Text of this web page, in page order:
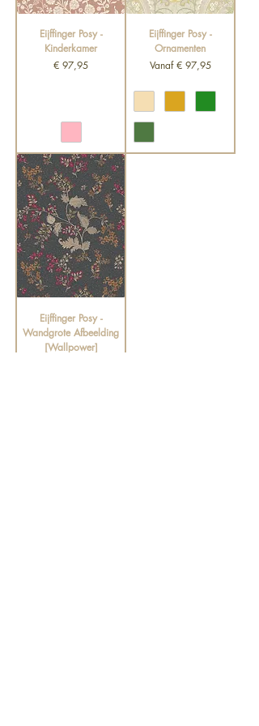
Eijffinger Posy -
Kinderkamer
Prijs
€ 97,95
Eijffinger Posy -
Ornamenten
Vanaf€ 97,95
Verkoopprijs
Eijffinger Posy -
Wandgrote Afbeelding
[Wallpower]